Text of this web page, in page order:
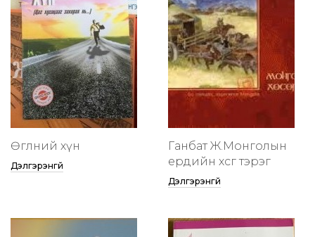
Өглөөний хүн
Дэлгэрэнгүй
Ганбат Ж.Монголын
ердийн хөсөг тэрэг
Дэлгэрэнгүй